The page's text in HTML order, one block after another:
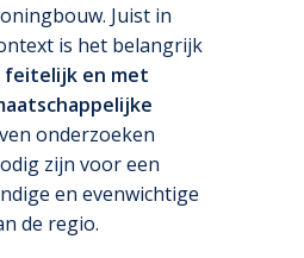
Juist in
is het belangrijk
feitelijk en met
onderzoeken
zijn voor een
en evenwichtige
de regio.